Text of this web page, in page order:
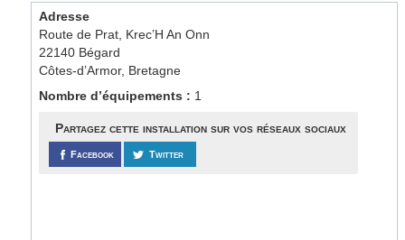
Adresse
Route de Prat, Krec’H An Onn
22140 Bégard
Côtes-d’Armor, Bretagne
Nombre d’équipements : 1
Partagez cette installation sur vos réseaux sociaux
Facebook Twitter